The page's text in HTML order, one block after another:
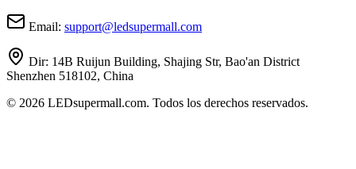
Email: support@ledsupermall.com
Dir: 14B Ruijun Building, Shajing Str, Bao'an District
Shenzhen 518102, China
© 2026 LEDsupermall.com. Todos los derechos reservados.